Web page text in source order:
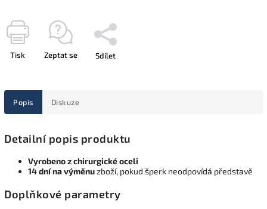
Tisk Zeptat se Sdílet
Popis Diskuze
Detailní popis produktu
Vyrobeno z chirurgické oceli
14 dní na výměnuzboží, pokud šperk neodpovídá představě
Doplňkové parametry